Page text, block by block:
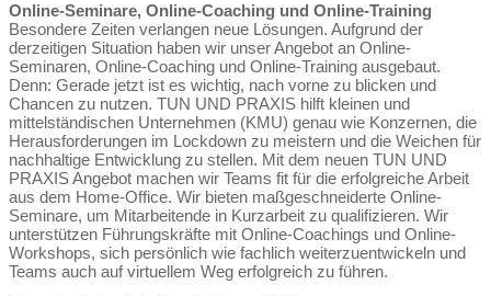
Online-Seminare, Online-Coaching und Online-Training
Besondere Zeiten verlangen neue Lösungen. Aufgrund der
derzeitigen Situation haben wir unser Angebot an Online-
Seminaren, Online-Coaching und Online-Training ausgebaut.
Denn: Gerade jetzt ist es wichtig, nach vorne zu blicken und
Chancen zu nutzen. TUN UND PRAXIS hilft kleinen und
mittelständischen Unternehmen (KMU) genau wie Konzernen, die
Herausforderungen im Lockdown zu meistern und die Weichen für
nachhaltige Entwicklung zu stellen. Mit dem neuen TUN UND
PRAXIS Angebot machen wir Teams fit für die erfolgreiche Arbeit
aus dem Home-Office. Wir bieten maßgeschneiderte Online-
Seminare, um Mitarbeitende in Kurzarbeit zu qualifizieren. Wir
unterstützen Führungskräfte mit Online-Coachings und Online-
Workshops, sich persönlich wie fachlich weiterzuentwickeln und
Teams auch auf virtuellem Weg erfolgreich zu führen.